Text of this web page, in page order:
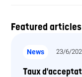
Featured articles
News 23/6/
Taux